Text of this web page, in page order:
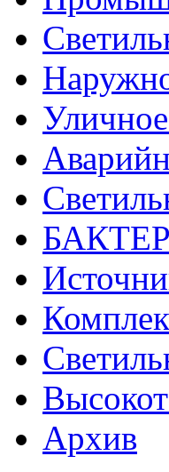
Архив